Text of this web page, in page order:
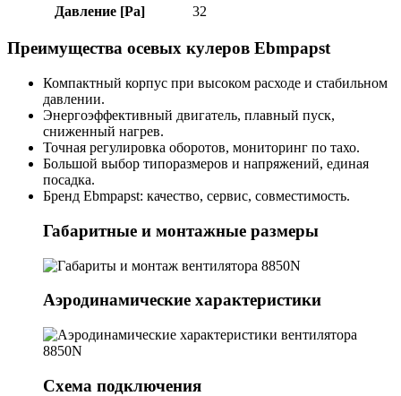
Давление [Pa]
32
Преимущества осевых кулеров Ebmpapst
Компактный корпус при высоком расходе и стабильном
давлении.
Энергоэффективный двигатель, плавный пуск,
сниженный нагрев.
Точная регулировка оборотов, мониторинг по тахо.
Большой выбор типоразмеров и напряжений, единая
посадка.
Бренд Ebmpapst: качество, сервис, совместимость.
Габаритные и монтажные размеры
Аэродинамические характеристики
Схема подключения